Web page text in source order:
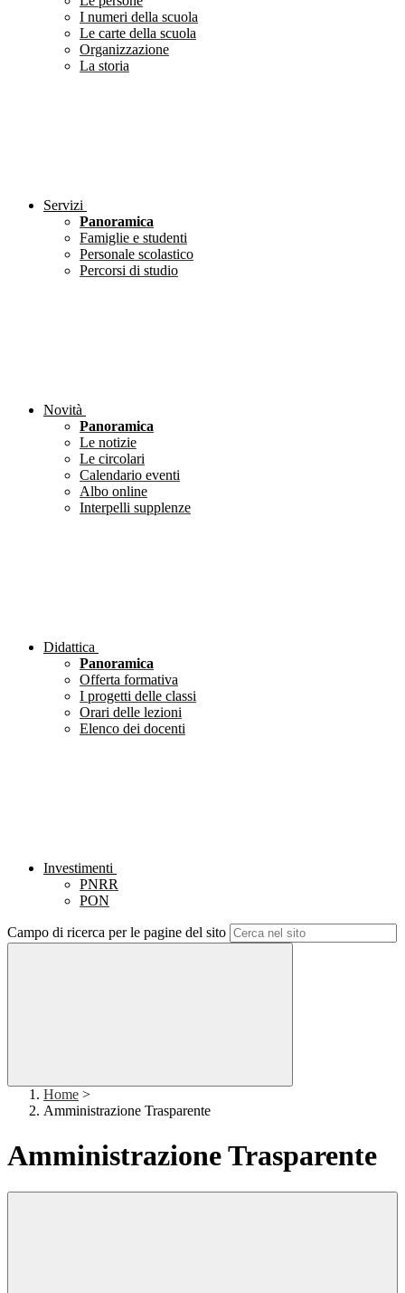
I numeri della scuola
Le carte della scuola
Organizzazione
La storia
Servizi
Panoramica
Famiglie e studenti
Personale scolastico
Percorsi di studio
Novità
Panoramica
Le notizie
Le circolari
Calendario eventi
Albo online
Interpelli supplenze
Didattica
Panoramica
Offerta formativa
I progetti delle classi
Orari delle lezioni
Elenco dei docenti
Investimenti
PNRR
PON
Campo di ricerca per le pagine del sito
Home >
Amministrazione Trasparente
Amministrazione Trasparente